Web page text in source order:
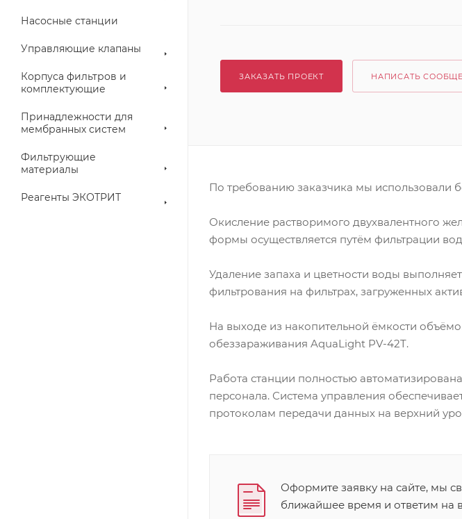
Насосные станции
Управляющие клапаны
Корпуса фильтров и
комплектующие
Принадлежности для
мембранных систем
Фильтрующие
материалы
Реагенты ЭКОТРИТ
ЗАКАЗАТЬ ПРОЕКТ НАПИСАТЬ
По требованию заказчика мы использовали
Окисление растворимого двухвалентного
формы осуществляется путём фильтрации
Удаление запаха и цветности воды
фильтрования на фильтрах, загруженных
На выходе из накопительной ёмкости
обеззараживания AquaLight PV-42T.
Работа станции полностью
персонала. Система управления
протоколам передачи данных на верхний
Оформите заявку на сайте, мы
ближайшее время и ответим на